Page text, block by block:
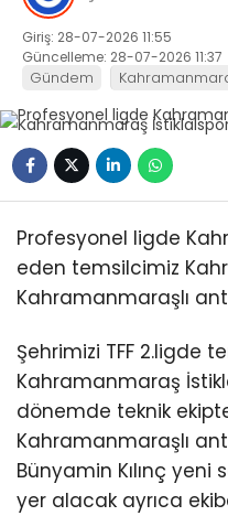
Giriş: 28-07-2026 11:55
Güncelleme: 28-07-2026 11:37
Gündem
Profesyonel ligde
eden temsilcimiz
Kahramanmaraşlı
Şehrimizi TFF 2.ligde
Kahramanmaraş
dönemde teknik
Kahramanmaraşlı
Bünyamin Kılınç
yer alacak ayrıca